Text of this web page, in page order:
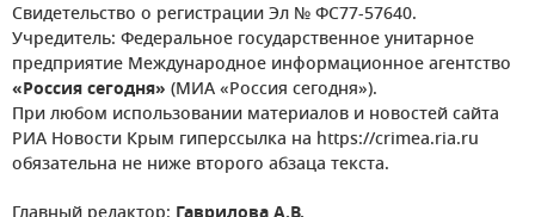
Свидетельство о регистрации Эл № ФС77-57640.
Учредитель: Федеральное государственное унитарное
предприятие Международное информационное агентство
«Россия сегодня» (МИА «Россия сегодня»).
При любом использовании материалов и новостей сайта
РИА Новости Крым гиперссылка на https://crimea.ria.ru
обязательна не ниже второго абзаца текста.